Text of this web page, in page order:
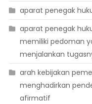
aparat penegak
aparat penegak
memiliki pedoman
menjalankan
arah kebijakan
menghadirkan
afirmatif